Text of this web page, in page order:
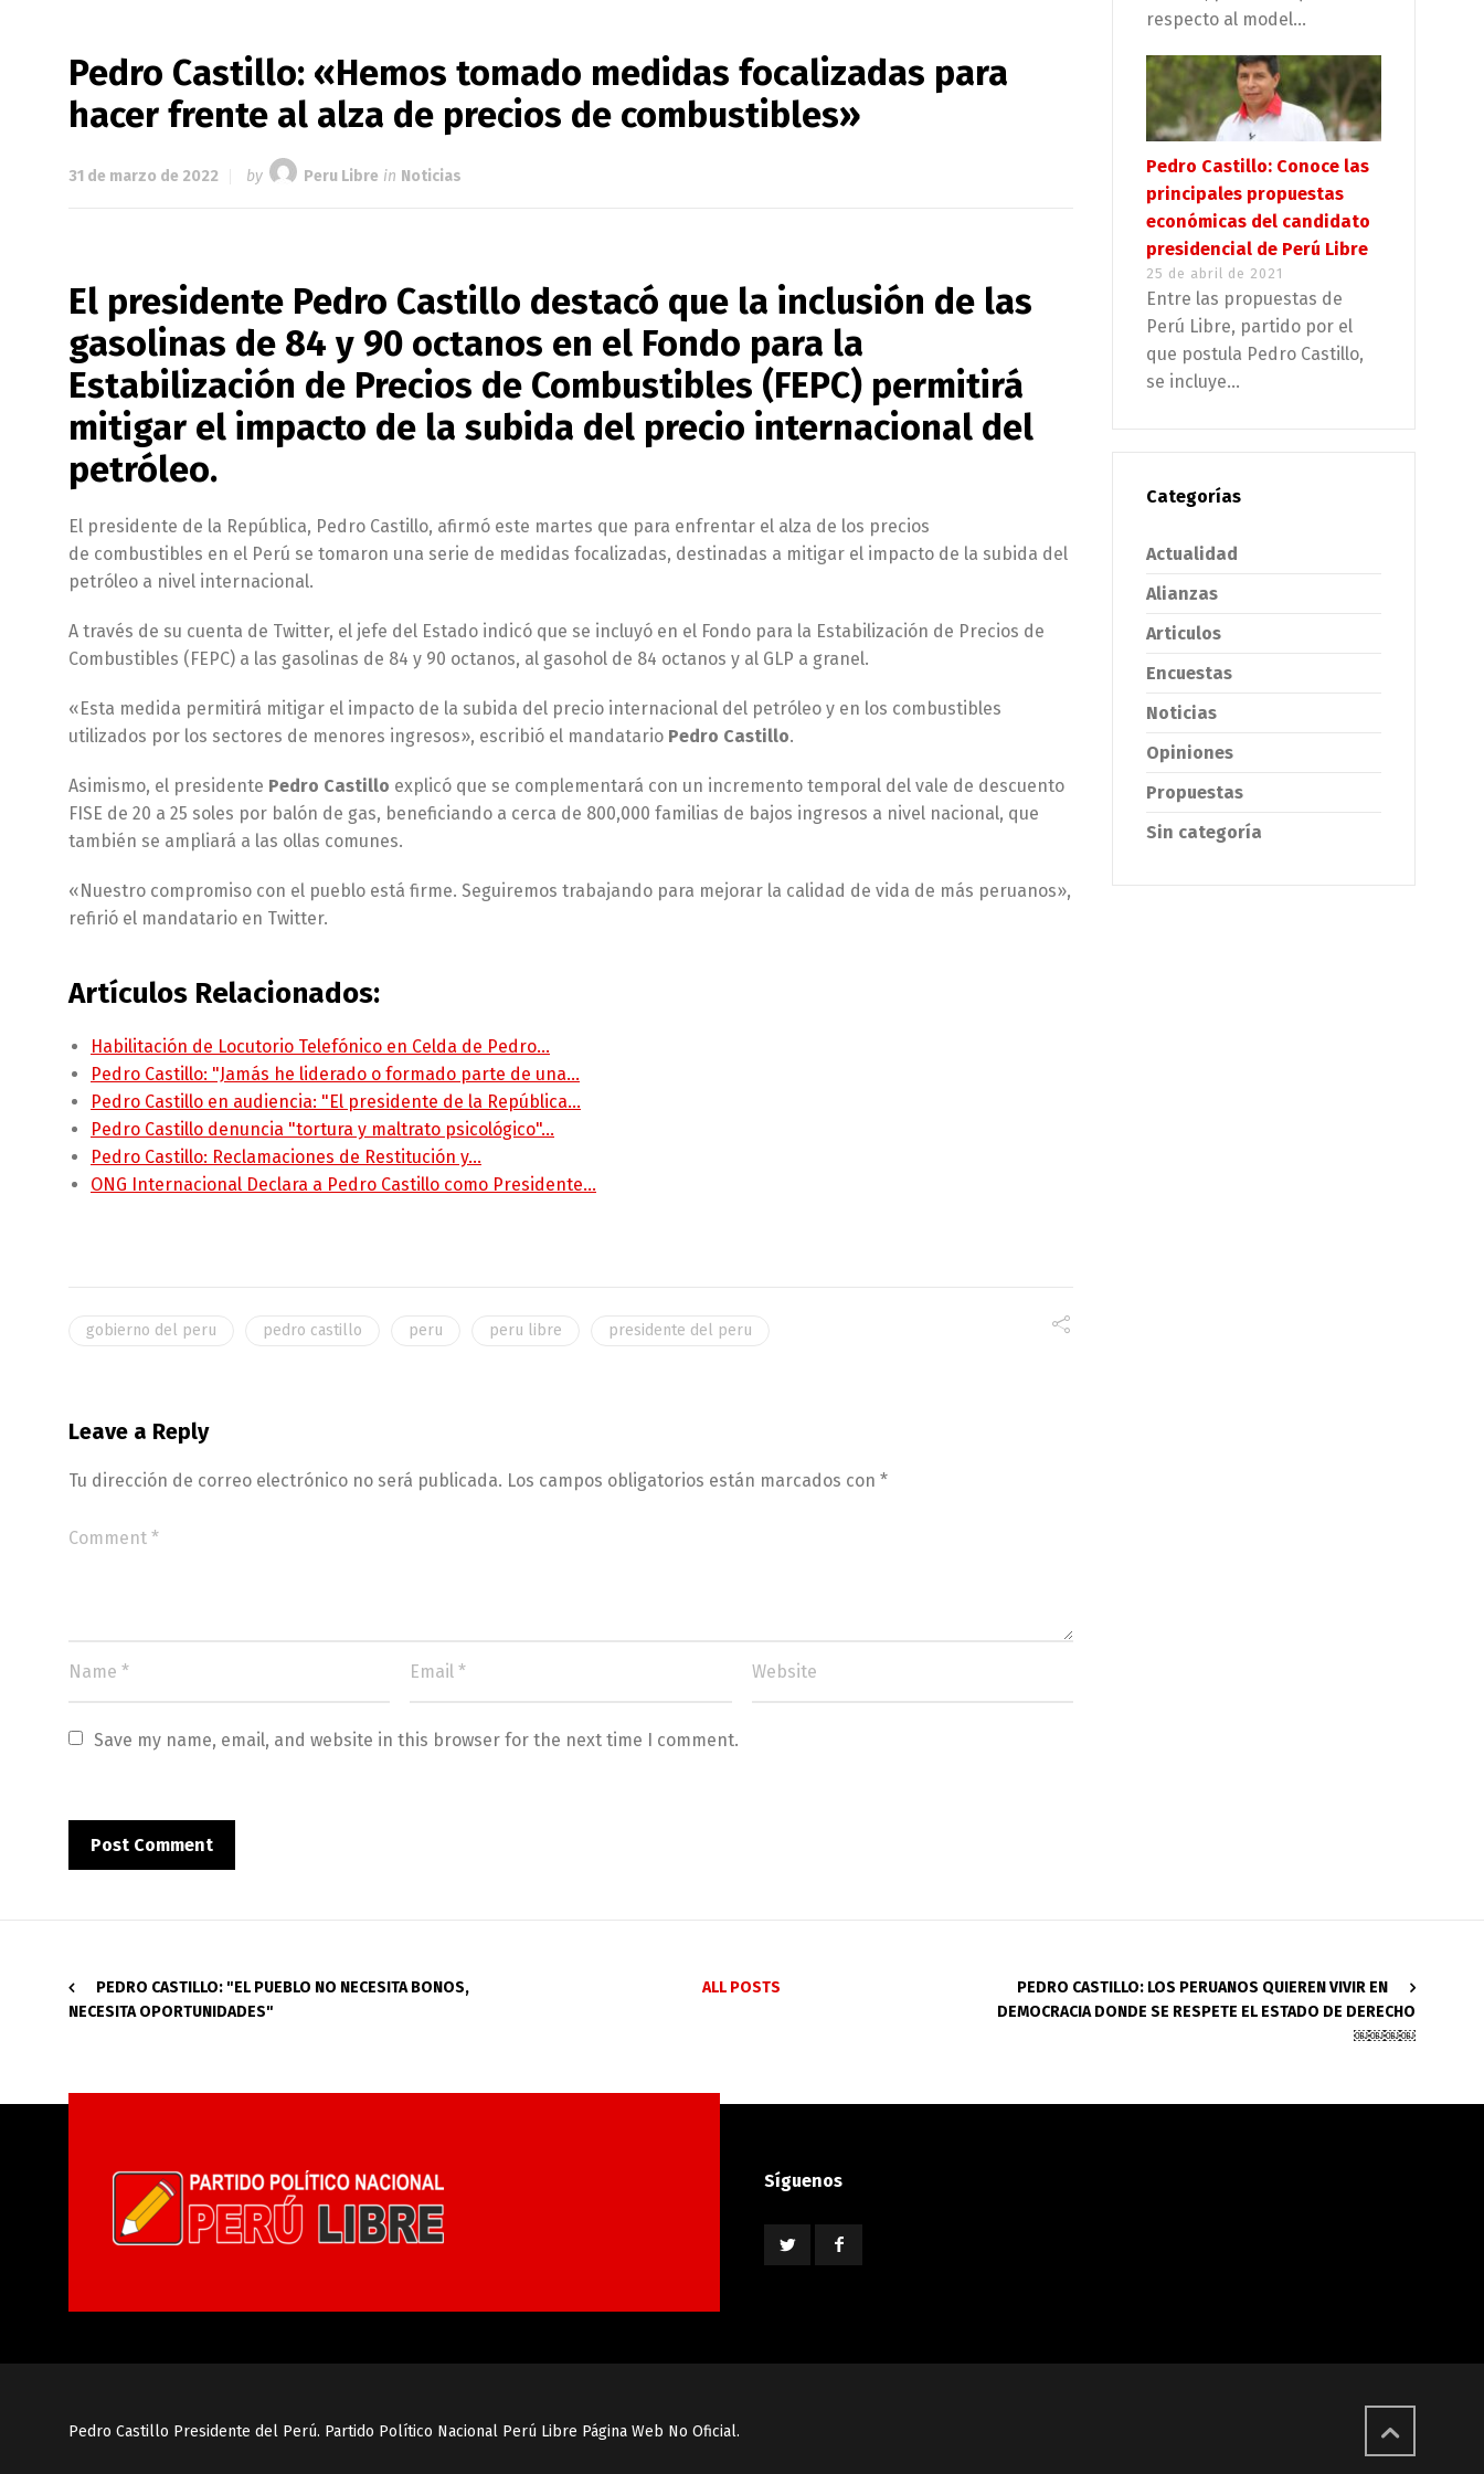
Pedro Castillo: «Hemos tomado medidas focalizadas para
hacer frente al alza de precios de combustibles»
31 de marzo de 2022 by Peru Libre in Noticias
El presidente Pedro Castillo destacó que la inclusión de las
gasolinas de 84 y 90 octanos en el Fondo para la
Estabilización de Precios de Combustibles (FEPC) permitirá
mitigar el impacto de la subida del precio internacional del
petróleo.
El presidente de la República, Pedro Castillo, afirmó este martes que para enfrentar el alza de los precios
de combustibles en el Perú se tomaron una serie de medidas focalizadas, destinadas a mitigar el impacto de la subida del
petróleo a nivel internacional.
A través de su cuenta de Twitter, el jefe del Estado indicó que se incluyó en el Fondo para la Estabilización de Precios de
Combustibles (FEPC) a las gasolinas de 84 y 90 octanos, al gasohol de 84 octanos y al GLP a granel.
«Esta medida permitirá mitigar el impacto de la subida del precio internacional del petróleo y en los combustibles
utilizados por los sectores de menores ingresos», escribió el mandatario Pedro Castillo.
Asimismo, el presidente Pedro Castillo explicó que se complementará con un incremento temporal del vale de descuento
FISE de 20 a 25 soles por balón de gas, beneficiando a cerca de 800,000 familias de bajos ingresos a nivel nacional, que
también se ampliará a las ollas comunes.
«Nuestro compromiso con el pueblo está firme. Seguiremos trabajando para mejorar la calidad de vida de más peruanos»,
refirió el mandatario en Twitter.
Artículos Relacionados:
Habilitación de Locutorio Telefónico en Celda de Pedro…
Pedro Castillo: "Jamás he liderado o formado parte de una…
Pedro Castillo en audiencia: "El presidente de la República…
Pedro Castillo denuncia "tortura y maltrato psicológico"…
Pedro Castillo: Reclamaciones de Restitución y…
ONG Internacional Declara a Pedro Castillo como Presidente…
gobierno del peru pedro castillo peru peru libre presidente del peru
Leave a Reply
Tu dirección de correo electrónico no será publicada. Los campos obligatorios están marcados con *
Save my name, email, and website in this browser for the next time I comment.
respecto al model...
Pedro Castillo: Conoce las
principales propuestas
económicas del candidato
presidencial de Perú Libre
25 de abril de 2021
Entre las propuestas de
Perú Libre, partido por el
que postula Pedro Castillo,
se incluye...
Categorías
Actualidad
Alianzas
Articulos
Encuestas
Noticias
Opiniones
Propuestas
Sin categoría
PEDRO CASTILLO: "EL PUEBLO NO NECESITA BONOS,
NECESITA OPORTUNIDADES"
ALL POSTS
PEDRO CASTILLO: LOS PERUANOS QUIEREN VIVIR EN
DEMOCRACIA DONDE SE RESPETE EL ESTADO DE DERECHO
￼￼￼￼
Síguenos
Pedro Castillo Presidente del Perú. Partido Político Nacional Perú Libre Página Web No Oficial.